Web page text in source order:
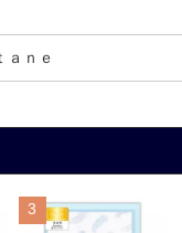
ａｎｅ
3